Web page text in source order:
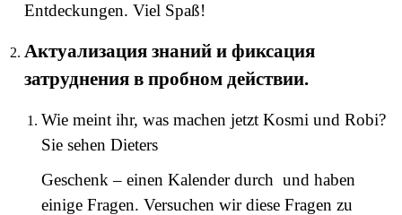
Entdeckungen. Viel Spaß!
Aктуализация знаний и фиксация
затруднения в пробном действии.
Wie meint ihr, was machen jetzt Kosmi und Robi?
Sie sehen Dieters
Geschenk – einen Kalender durch und haben
einige Fragen. Versuchen wir diese Fragen zu